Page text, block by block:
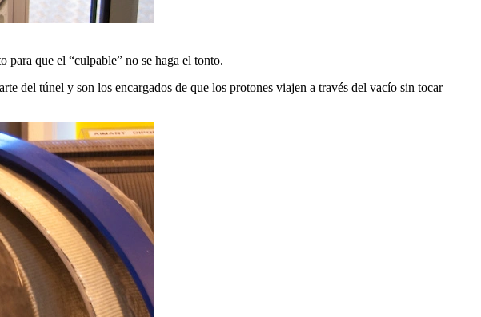
para que el “culpable” no se haga el tonto.
del túnel y son los encargados de que los protones viajen a través del vacío sin tocar